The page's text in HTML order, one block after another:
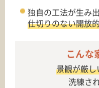
独自の工法が生み
仕切りのない開放
こんな
景観が厳
洗練さ